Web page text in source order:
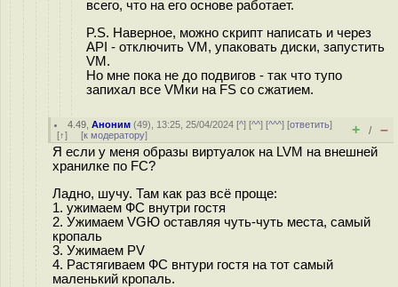
всего, что на его основе работает.
P.S. Наверное, можно скрипт написать и через
API - отключить VM, упаковать диски, запустить
VM.
Но мне пока не до подвигов - так что тупо
запихал все VMки на FS со сжатием.
4.49 ,Аноним (49), 13:25, 25/04/2024 [^] [^^] [^^^] [ответить]
[↑] [к модератору] + / –
Я если у меня образы виртуалок на LVM на внешней
хранилке по FC?
Ладно, шучу. Там как раз всё проще:
1. ужимаем ФС внутри гостя
2. Ужимаем VGЮ оставляя чуть-чуть места, самый
кропаль
3. Ужимаем PV
4. Растягиваем ФС внтури гостя на тот самый
маленький кропаль.